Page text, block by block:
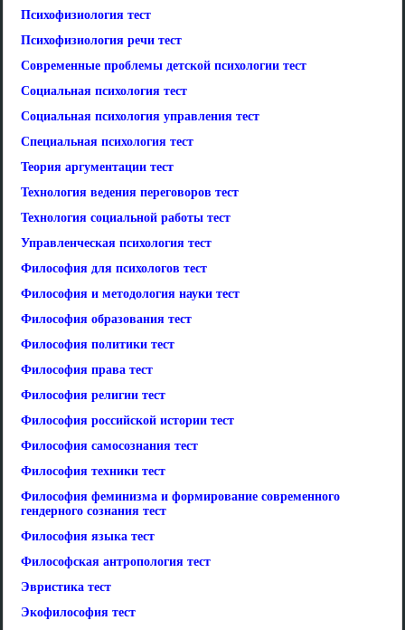
Психофизиология тест
Психофизиология речи тест
Современные проблемы детской психологии тест
Социальная психология тест
Социальная психология управления тест
Специальная психология тест
Теория аргументации тест
Технология ведения переговоров тест
Технология социальной работы тест
Управленческая психология тест
Философия для психологов тест
Философия и методология науки тест
Философия образования тест
Философия политики тест
Философия права тест
Философия религии тест
Философия российской истории тест
Философия самосознания тест
Философия техники тест
Философия феминизма и формирование современного
гендерного сознания тест
Философия языка тест
Философская антропология тест
Эвристика тест
Экофилософия тест